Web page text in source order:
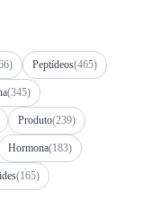
Peptídeos(465)
(345)
Produto(239)
Hormona(183)
(165)